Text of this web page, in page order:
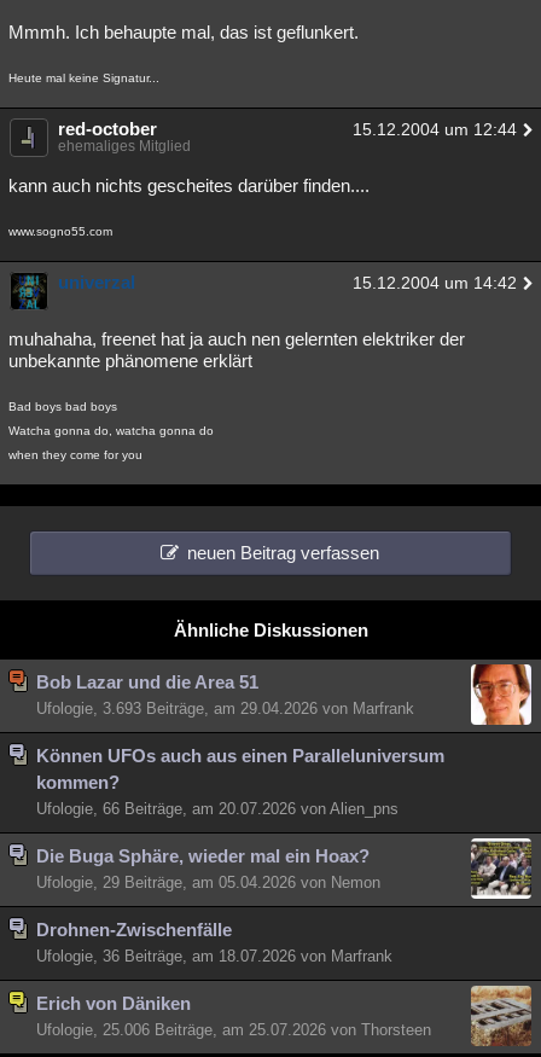
Mmmh. Ich behaupte mal, das ist geflunkert.
Heute mal keine Signatur...
red-october 15.12.2004 um 12:44
ehemaliges Mitglied
kann auch nichts gescheites darüber finden....
www.sogno55.com
univerzal 15.12.2004 um 14:42
muhahaha, freenet hat ja auch nen gelernten elektriker der
unbekannte phänomene erklärt
Bad boys bad boys
Watcha gonna do, watcha gonna do
when they come for you
neuen Beitrag verfassen
Ähnliche Diskussionen
Bob Lazar und die Area 51
Ufologie, 3.693 Beiträge, am 29.04.2026 von Marfrank
Können UFOs auch aus einen Paralleluniversum
kommen?
Ufologie, 66 Beiträge, am 20.07.2026 von Alien_pns
Die Buga Sphäre, wieder mal ein Hoax?
Ufologie, 29 Beiträge, am 05.04.2026 von Nemon
Drohnen-Zwischenfälle
Ufologie, 36 Beiträge, am 18.07.2026 von Marfrank
Erich von Däniken
Ufologie, 25.006 Beiträge, am 25.07.2026 von Thorsteen